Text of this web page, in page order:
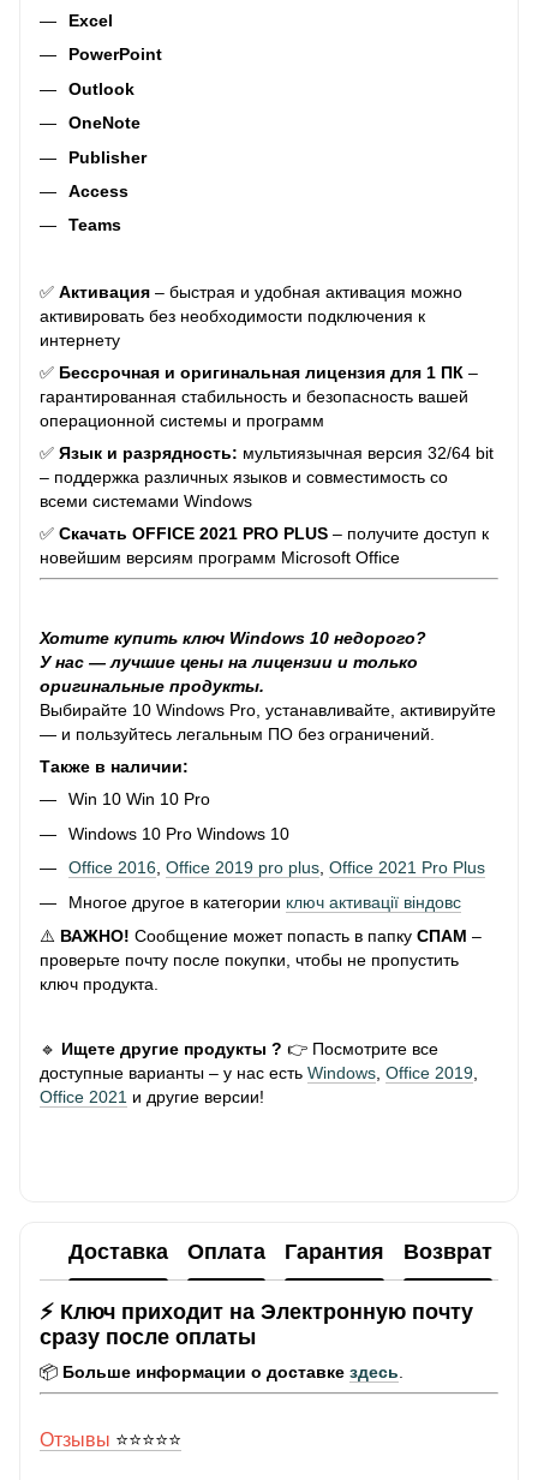
Excel
PowerPoint
Outlook
OneNote
Publisher
Access
Teams
✅ Активация – быстрая и удобная активация можно
активировать без необходимости подключения к
интернету
✅ Бессрочная и оригинальная лицензия для 1 ПК –
гарантированная стабильность и безопасность вашей
операционной системы и программ
✅ Язык и разрядность: мультиязычная версия 32/64 bit
– поддержка различных языков и совместимость со
всеми системами Windows
✅ Скачать OFFICE 2021 PRO PLUS – получите доступ к
новейшим версиям программ Microsoft Office
Хотите купить ключ Windows 10 недорого?
У нас — лучшие цены на лицензии и только
оригинальные продукты.
Выбирайте 10 Windows Pro, устанавливайте, активируйте
— и пользуйтесь легальным ПО без ограничений.
Также в наличии:
Win 10 Win 10 Pro
Windows 10 Pro Windows 10
Office 2016, Office 2019 pro plus, Office 2021 Pro Plus
Многое другое в категории ключ активації віндовс
⚠️ ВАЖНО! Сообщение может попасть в папку СПАМ –
проверьте почту после покупки, чтобы не пропустить
ключ продукта.
🔹 Ищете другие продукты ? 👉 Посмотрите все
доступные варианты – у нас есть Windows Office 2019
Office 2021 и другие версии!
Доставка Оплата Гарантия Возврат
⚡ Ключ приходит на Электронную почту
сразу после оплаты
📦 Больше информации о доставке здесь.
Отзывы ⭐️⭐️⭐️⭐️⭐️